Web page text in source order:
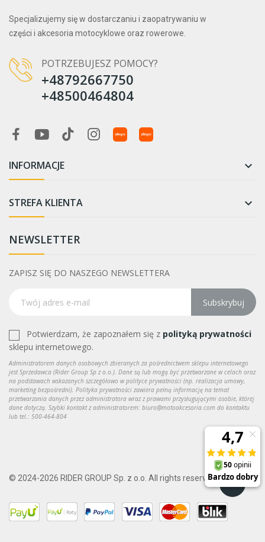
Specjalizujemy się w dostarczaniu i zaopatrywaniu w
części i akcesoria motocyklowe oraz rowerowe.
POTRZEBUJESZ POMOCY?
+48792667750
+48500464804
INFORMACJE 
STREFA KLIENTA 
NEWSLETTER
ZAPISZ SIĘ DO NASZEGO NEWSLETTERA
Subskrybuj
Potwierdzam, że zapoznałem się z polityką prywatności
sklepu internetowego.
Administratorem danych osobowych zbieranych za pośrednictwem sklepu internetowego
jest Sprzedawca (Rider Group Sp z o.o.). Dane są lub mogą być przetwarzane w celach oraz
na podstawach wskazanych szczegółowo w polityce prywatności (np. realizacja umowy,
marketing bezpośredni). Polityka prywatności zawiera pełną informację na temat
przetwarzania danych przez administratora wraz z prawami przysługującymi osobie, której
dane dotyczą. Szybki kontakt z administratorem: biuro@motoakcesoria.com do kontaktu
lub tel.: 500-464-804
© 2024-2026 RIDER GROUP Sp. z o.o. All rights reserved.